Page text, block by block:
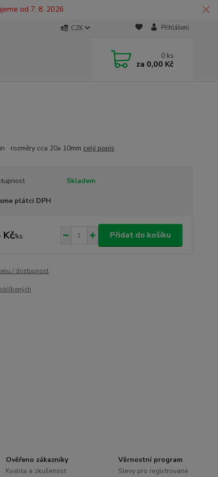
od 7. 8. 2026
CZK Přihlášení
0 ks
za 0,00 Kč
rozměry cca 20x 10mm celý popis
Skladem
plátci DPH
Kč/ks Přidat do košíku
/ dostupnost
Ověřeno zákazníky
Kvalita a zkušenost
Věrnostní program
Slevy pro registrované